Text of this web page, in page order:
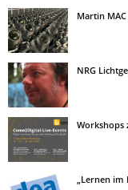
Martin
NRG
Workshops
„Lernen im